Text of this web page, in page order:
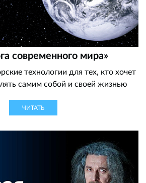
современного мира»
технологии для тех, кто хочет
самим собой и своей жизнью
ЧИТАТЬ